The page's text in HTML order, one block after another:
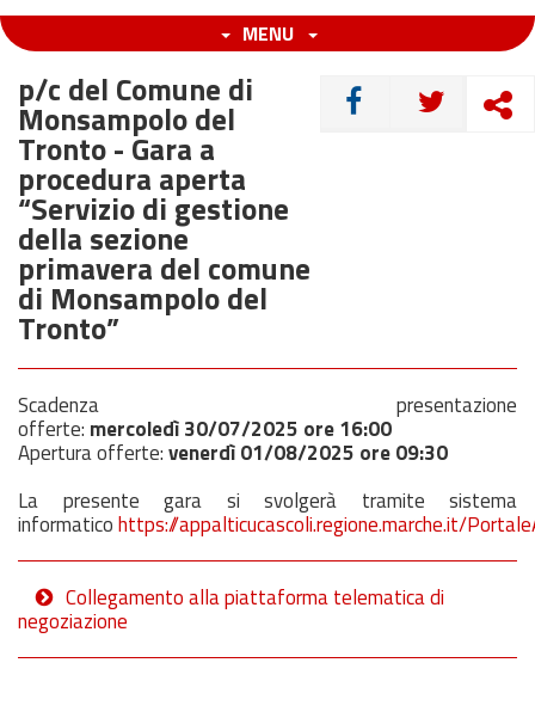
MENU
CONDIVIDI
p/c del Comune di
Monsampolo del
Tronto - Gara a
procedura aperta
“Servizio di gestione
della sezione
primavera del comune
di Monsampolo del
Tronto”
Scadenza presentazione
offerte: mercoledì30/07/2025 ore 16:00
Apertura offerte:venerdì01/08/2025 ore 09:30
La presente gara si svolgerà tramite sistema
informaticohttps://appalticucascoli.regione.marche.it/
Collegamento alla piattaforma telematica di
negoziazione